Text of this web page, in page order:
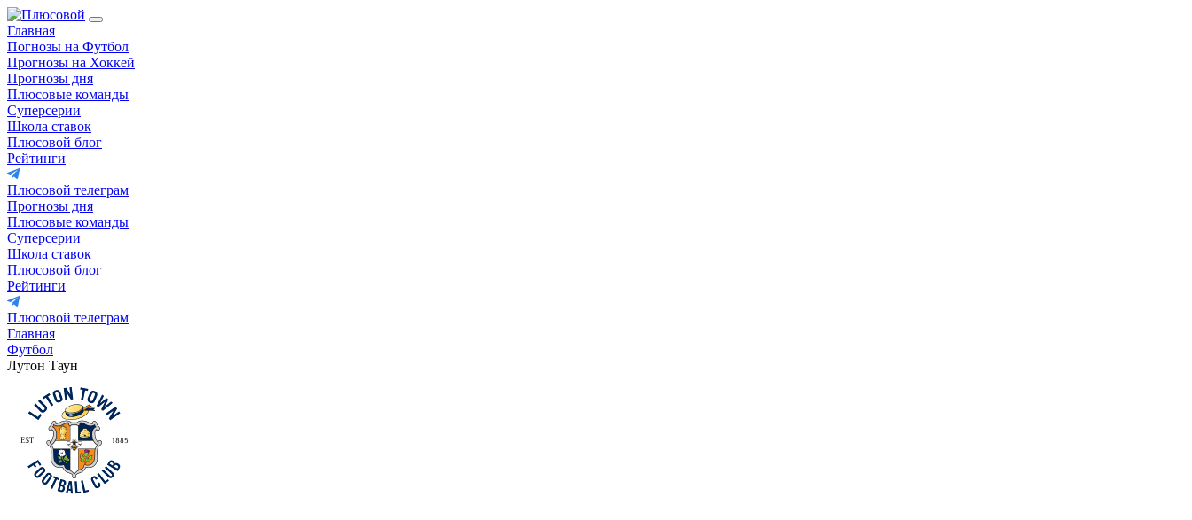
Главная
Погнозы на Футбол
Прогнозы на Хоккей
Прогнозы дня
Плюсовые команды
Суперсерии
Школа ставок
Плюсовой блог
Рейтинги
Плюсовой телеграм
Прогнозы дня
Плюсовые команды
Суперсерии
Школа ставок
Плюсовой блог
Рейтинги
Плюсовой телеграм
Главная
Футбол
Лутон Таун